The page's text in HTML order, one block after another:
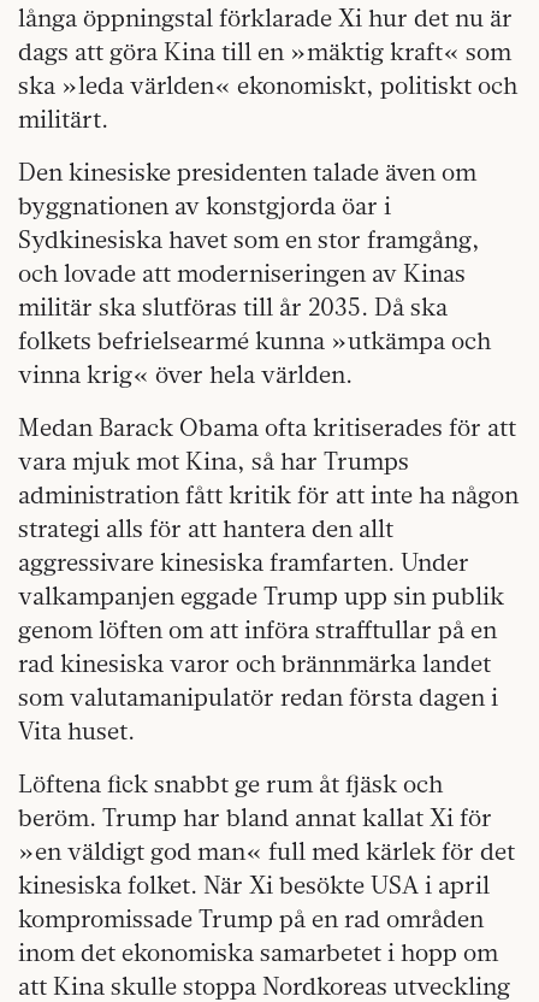
långa öppningstal förklarade Xi hur det nu är
dags att göra Kina till en »mäktig kraft« som
ska »leda världen« ekonomiskt, politiskt och
militärt.
Den kinesiske presidenten talade även om
byggnationen av konstgjorda öar i
Sydkinesiska havet som en stor framgång,
och lovade att moderniseringen av Kinas
militär ska slutföras till år 2035. Då ska
folkets befrielsearmé kunna »utkämpa och
vinna krig« över hela världen.
Medan Barack Obama ofta kritiserades för att
vara mjuk mot Kina, så har Trumps
administration fått kritik för att inte ha någon
strategi alls för att hantera den allt
aggressivare kinesiska framfarten. Under
valkampanjen eggade Trump upp sin publik
genom löften om att införa strafftullar på en
rad kinesiska varor och brännmärka landet
som valutamanipulatör redan första dagen i
Vita huset.
Löftena fick snabbt ge rum åt fjäsk och
beröm. Trump har bland annat kallat Xi för
»en väldigt god man« full med kärlek för det
kinesiska folket. När Xi besökte USA i april
kompromissade Trump på en rad områden
inom det ekonomiska samarbetet i hopp om
att Kina skulle stoppa Nordkoreas utveckling